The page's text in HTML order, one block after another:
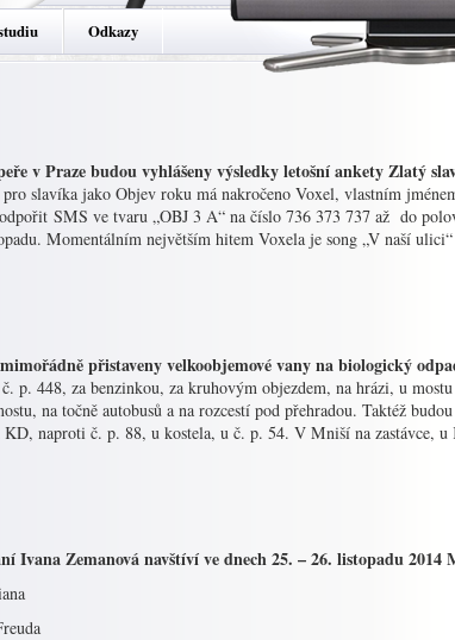
Odkazy
v Praze budou vyhlášeny výsledky letošní ankety Zlatý
slavíka jako Objev roku má nakročeno Voxel, vlastním
SMS ve tvaru „OBJ 3 A“ na číslo 736 373 737 až do
Momentálním největším hitem Voxela je song „V naší ulici“
přistaveny velkoobjemové vany na biologický
p. 448, za benzinkou, za kruhovým objezdem, na hrázi, u
na točně autobusů a na rozcestí pod přehradou. Taktéž
naproti č. p. 88, u kostela, u č. p. 54. V Mniší na zastávce,
Ivana Zemanová navštíví ve dnech 25. – 26. listopadu 2014